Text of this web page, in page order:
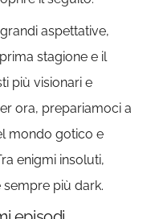
aspettative,
stagione e il
più visionari e
ora, prepariamoci a
mondo gotico e
enigmi insoluti,
più dark.